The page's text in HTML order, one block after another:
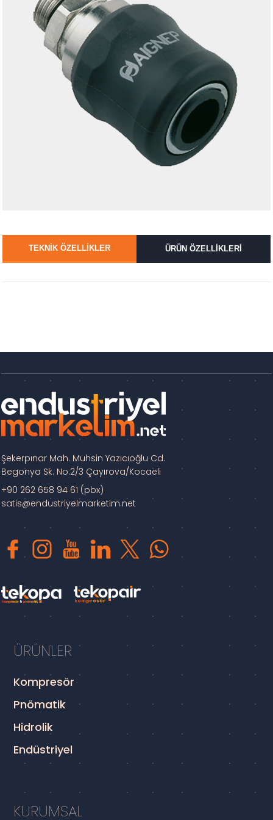
TEKNİK ÖZELLİKLER ÜRÜN ÖZELLİKLERİ
Şekerpınar Mah. Muhsin Yazıcıoğlu Cd.
Begonya Sk. No:2/3 Çayırova/Kocaeli
+90 262 658 94 61 (pbx)
satis@endustriyelmarketim.net
ÜRÜNLER
Kompresör
Pnömatik
Hidrolik
Endüstriyel
KURUMSAL